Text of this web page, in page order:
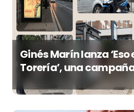
Ginés Marín lanza ‘Eso
Torería’, una
reivindicar los valores
toreo más allá del